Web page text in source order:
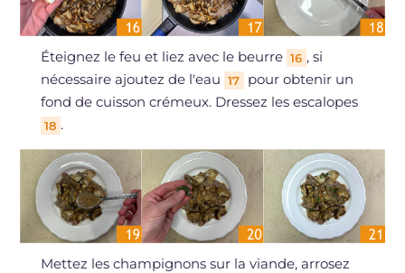
Éteignez le feu et liez avec le beurre 16 , si
nécessaire ajoutez de l'eau 17
pour obtenir un
fond de cuisson crémeux. Dressez les escalopes
18 .
Mettez les champignons sur la viande, arrosez